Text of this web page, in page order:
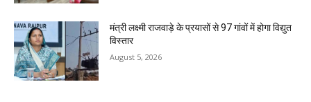
मंत्री लक्ष्मी राजवाड़े के प्रयासों से 97 गांवों में होगा विद्युत
विस्तार
August 5, 2026